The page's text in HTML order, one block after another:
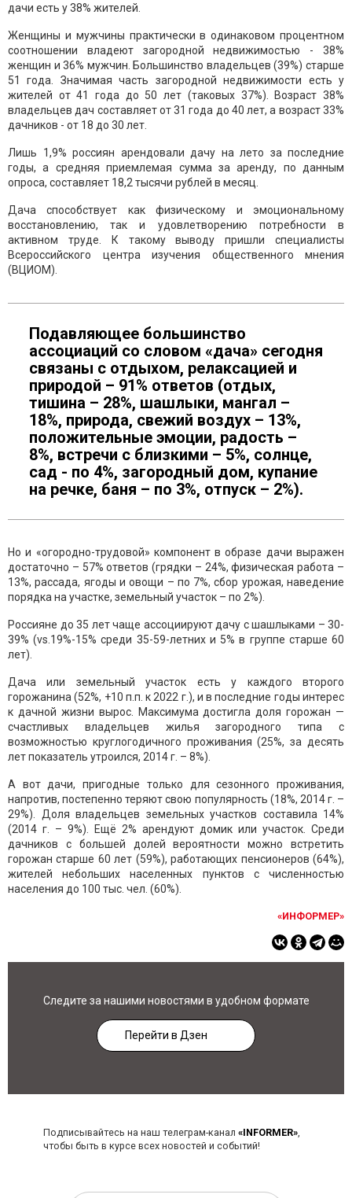
дачи есть у 38% жителей.
Женщины и мужчины практически в одинаковом процентном
соотношении владеют загородной недвижимостью - 38%
женщин и 36% мужчин. Большинство владельцев (39%) старше
51 года. Значимая часть загородной недвижимости есть у
жителей от 41 года до 50 лет (таковых 37%). Возраст 38%
владельцев дач составляет от 31 года до 40 лет, а возраст 33%
дачников - от 18 до 30 лет.
Лишь 1,9% россиян арендовали дачу на лето за последние
годы, а средняя приемлемая сумма за аренду, по данным
опроса, составляет 18,2 тысячи рублей в месяц.
Дача способствует как физическому и эмоциональному
восстановлению, так и удовлетворению потребности в
активном труде. К такому выводу пришли специалисты
Всероссийского центра изучения общественного мнения
(ВЦИОМ).
Подавляющее большинство
ассоциаций со словом «дача» сегодня
связаны с отдыхом, релаксацией и
природой – 91% ответов (отдых,
тишина – 28%, шашлыки, мангал –
18%, природа, свежий воздух – 13%,
положительные эмоции, радость –
8%, встречи с близкими – 5%, солнце,
сад - по 4%, загородный дом, купание
на речке, баня – по 3%, отпуск – 2%).
Но и «огородно-трудовой» компонент в образе дачи выражен
достаточно – 57% ответов (грядки – 24%, физическая работа –
13%, рассада, ягоды и овощи – по 7%, сбор урожая, наведение
порядка на участке, земельный участок – по 2%).
Россияне до 35 лет чаще ассоциируют дачу с шашлыками – 30-
39% (vs.19%-15% среди 35-59-летних и 5% в группе старше 60
лет).
Дача или земельный участок есть у каждого второго
горожанина (52%, +10 п.п. к 2022 г.), и в последние годы интерес
к дачной жизни вырос. Максимума достигла доля горожан —
счастливых владельцев жилья загородного типа с
возможностью круглогодичного проживания (25%, за десять
лет показатель утроился, 2014 г. – 8%).
А вот дачи, пригодные только для сезонного проживания,
напротив, постепенно теряют свою популярность (18%, 2014 г. –
29%). Доля владельцев земельных участков составила 14%
(2014 г. – 9%). Ещё 2% арендуют домик или участок. Среди
дачников с большей долей вероятности можно встретить
горожан старше 60 лет (59%), работающих пенсионеров (64%),
жителей небольших населенных пунктов с численностью
населения до 100 тыс. чел. (60%).
«ИНФОРМЕР»
Следите за нашими новостями в удобном формате
Перейти в Дзен
Подписывайтесь на наш телеграм-канал «INFORMER»,
чтобы быть в курсе всех новостей и событий!